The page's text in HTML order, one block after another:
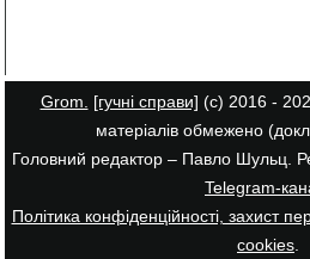
Grom. [гучні справи] (с) 2016 -
матеріалів обмежено
Головний редактор – Павло Шульц.
Telegram-
Політика конфіденційності, захист
cookies